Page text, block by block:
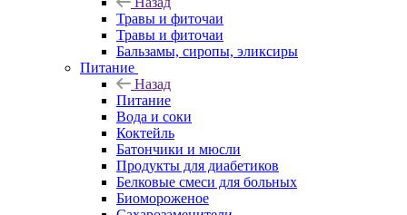
Травы и фиточаи
Травы и фиточаи
Бальзамы, сиропы, эликсиры
Питание
Назад
Питание
Вода и соки
Коктейль
Батончики и мюсли
Продукты для диабетиков
Белковые смеси для больных
Биомороженое